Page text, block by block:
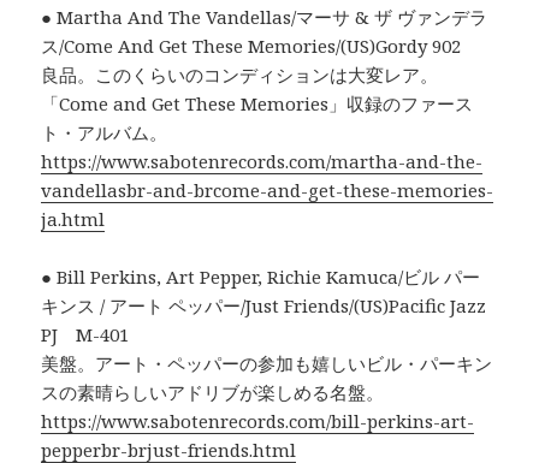
● Martha And The Vandellas/マーサ & ザ ヴァンデラ
ス/Come And Get These Memories/(US)Gordy 902
良品。このくらいのコンディションは大変レア。
「Come and Get These Memories」収録のファース
ト・アルバム。
https://www.sabotenrecords.com/martha-and-the-
vandellasbr-and-brcome-and-get-these-memories-
ja.html
● Bill Perkins, Art Pepper, Richie Kamuca/ビル パー
キンス / アート ペッパー/Just Friends/(US)Pacific Jazz
PJ M-401
美盤。アート・ペッパーの参加も嬉しいビル・パーキン
スの素晴らしいアドリブが楽しめる名盤。
https://www.sabotenrecords.com/bill-perkins-art-
pepperbr-brjust-friends.html